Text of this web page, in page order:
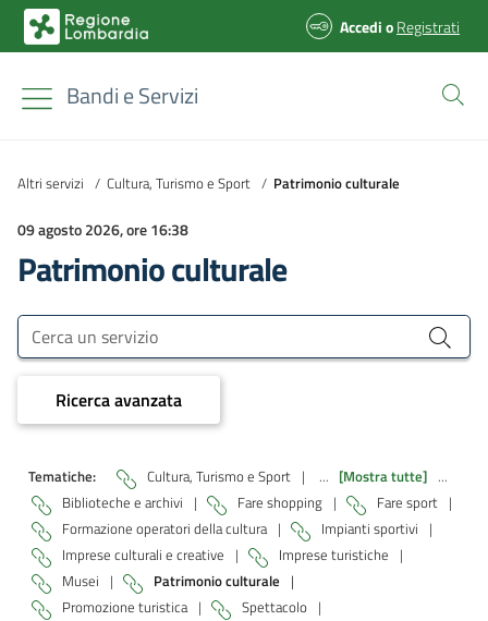
AccedioRegistrati
Bandi e Servizi
Altri servizi / Cultura, Turismo e Sport / Patrimonio culturale
09 agosto 2026, ore 16:38
Patrimonio culturale
Bandi e Servizi
Cerca un servizio
Ricerca avanzata
Tematiche: Cultura, Turismo e Sport | ... [Mostra tutte] ...
Biblioteche e archivi | Fare shopping | Fare sport |
Formazione operatori della cultura | Impianti sportivi |
Imprese culturali e creative | Imprese turistiche |
Musei | Patrimonio culturale |
Promozione turistica | Spettacolo |